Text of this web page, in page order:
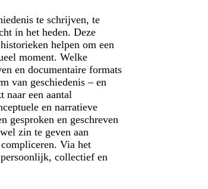
te schrijven, te
in het heden. Deze
helpen om een
moment. Welke
en documentaire formats
van geschiedenis – en
naar een aantal
en narratieve
gesproken en geschreven
zin te geven aan
Via het
collectief en